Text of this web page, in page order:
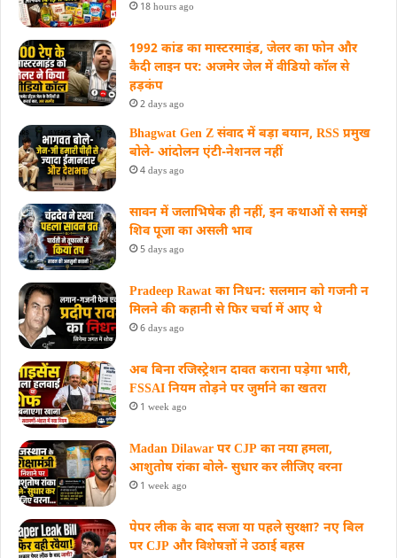
18 hours ago
1992 कांड का मास्टरमाइंड, जेलर का फोन और
कैदी लाइन पर: अजमेर जेल में वीडियो कॉल से
हड़कंप
2 days ago
Bhagwat Gen Z संवाद में बड़ा बयान, RSS प्रमुख
बोले- आंदोलन एंटी-नेशनल नहीं
4 days ago
सावन में जलाभिषेक ही नहीं, इन कथाओं से समझें
शिव पूजा का असली भाव
5 days ago
Pradeep Rawat का निधन: सलमान को गजनी न
मिलने की कहानी से फिर चर्चा में आए थे
6 days ago
अब बिना रजिस्ट्रेशन दावत कराना पड़ेगा भारी,
FSSAI नियम तोड़ने पर जुर्माने का खतरा
1 week ago
Madan Dilawar पर CJP का नया हमला,
आशुतोष रांका बोले- सुधार कर लीजिए वरना
1 week ago
पेपर लीक के बाद सजा या पहले सुरक्षा? नए बिल
पर CJP और विशेषज्ञों ने उठाई बहस